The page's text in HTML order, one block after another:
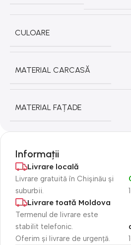
CULOARE
MATERIAL CARCASĂ
MATERIAL FAȚADE
Informații
Livrare locală
Livrare gratuită în Chișinău și
suburbii.
Livrare toată Moldova
Termenul de livrare este
stabilit telefonic.
Oferim și livrare de urgență.